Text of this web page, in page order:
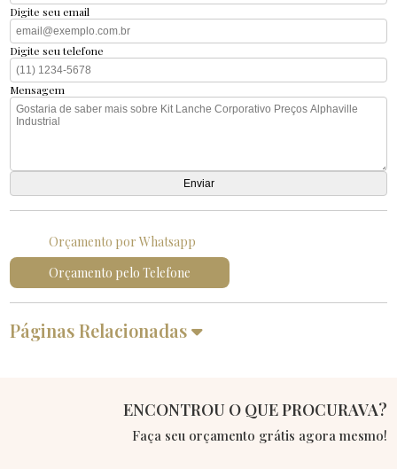
Digite seu email
Digite seu telefone
Mensagem
Orçamento por Whatsapp
Orçamento pelo Telefone
Páginas Relacionadas
ENCONTROU O QUE PROCURAVA?
Faça seu orçamento grátis agora mesmo!